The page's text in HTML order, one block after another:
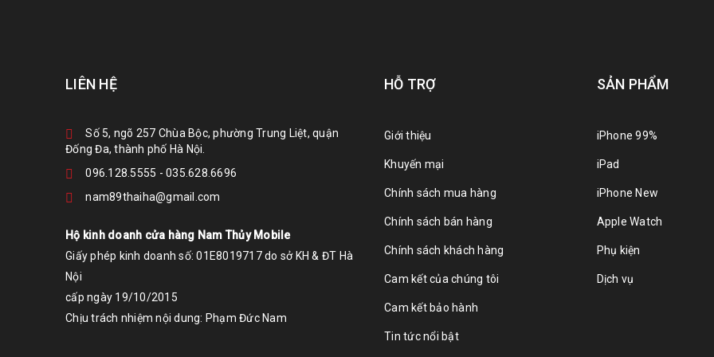
LIÊN HỆ
Số 5, ngõ 257 Chùa Bộc, phường Trung Liệt, quận
Đống Đa, thành phố Hà Nội.
096.128.5555 - 035.628.6696
nam89thaiha@gmail.com
Hộ kinh doanh cửa hàng Nam Thủy Mobile
Giấy phép kinh doanh số: 01E8019717 do sở KH & ĐT Hà
Nội
cấp ngày 19/10/2015
Chịu trách nhiệm nội dung: Phạm Đức Nam
HỖ TRỢ
Giới thiệu
Khuyến mại
Chính sách mua hàng
Chính sách bán hàng
Chính sách khách hàng
Cam kết của chúng tôi
Cam kết bảo hành
Tin tức nổi bật
SẢN PHẨM
iPhone 99%
iPad
iPhone New
Apple Watch
Phụ kiện
Dịch vụ